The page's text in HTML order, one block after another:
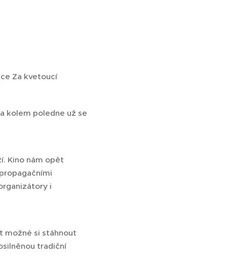
Za kvetoucí
kolem poledne už se
Kino nám opět
i
možné si stáhnout
tradiční